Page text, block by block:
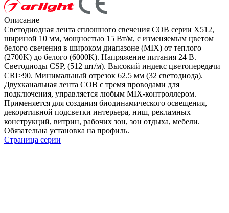
Описание
Светодиодная лента сплошного свечения COB серии X512,
шириной 10 мм, мощностью 15 Вт/м, с изменяемым цветом
белого свечения в широком диапазоне (MIX) от теплого
(2700K) до белого (6000K). Напряжение питания 24 В.
Светодиоды CSP, (512 шт/м). Высокий индекс цветопередачи
CRI>90. Минимальный отрезок 62.5 мм (32 светодиода).
Двухканальная лента COB с тремя проводами для
подключения, управляется любым MIX-контроллером.
Применяется для создания биодинамического освещения,
декоративной подсветки интерьера, ниш, рекламных
конструкций, витрин, рабочих зон, зон отдыха, мебели.
Обязательна установка на профиль.
Страница серии